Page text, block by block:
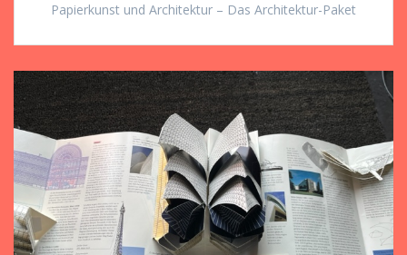
Papierkunst und Architektur – Das Architektur-Paket